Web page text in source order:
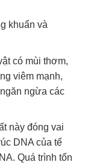
khuẩn và
có mùi thơm,
viêm mạnh,
ngừa các
này đóng vai
DNA của tế
Quá trình tổn